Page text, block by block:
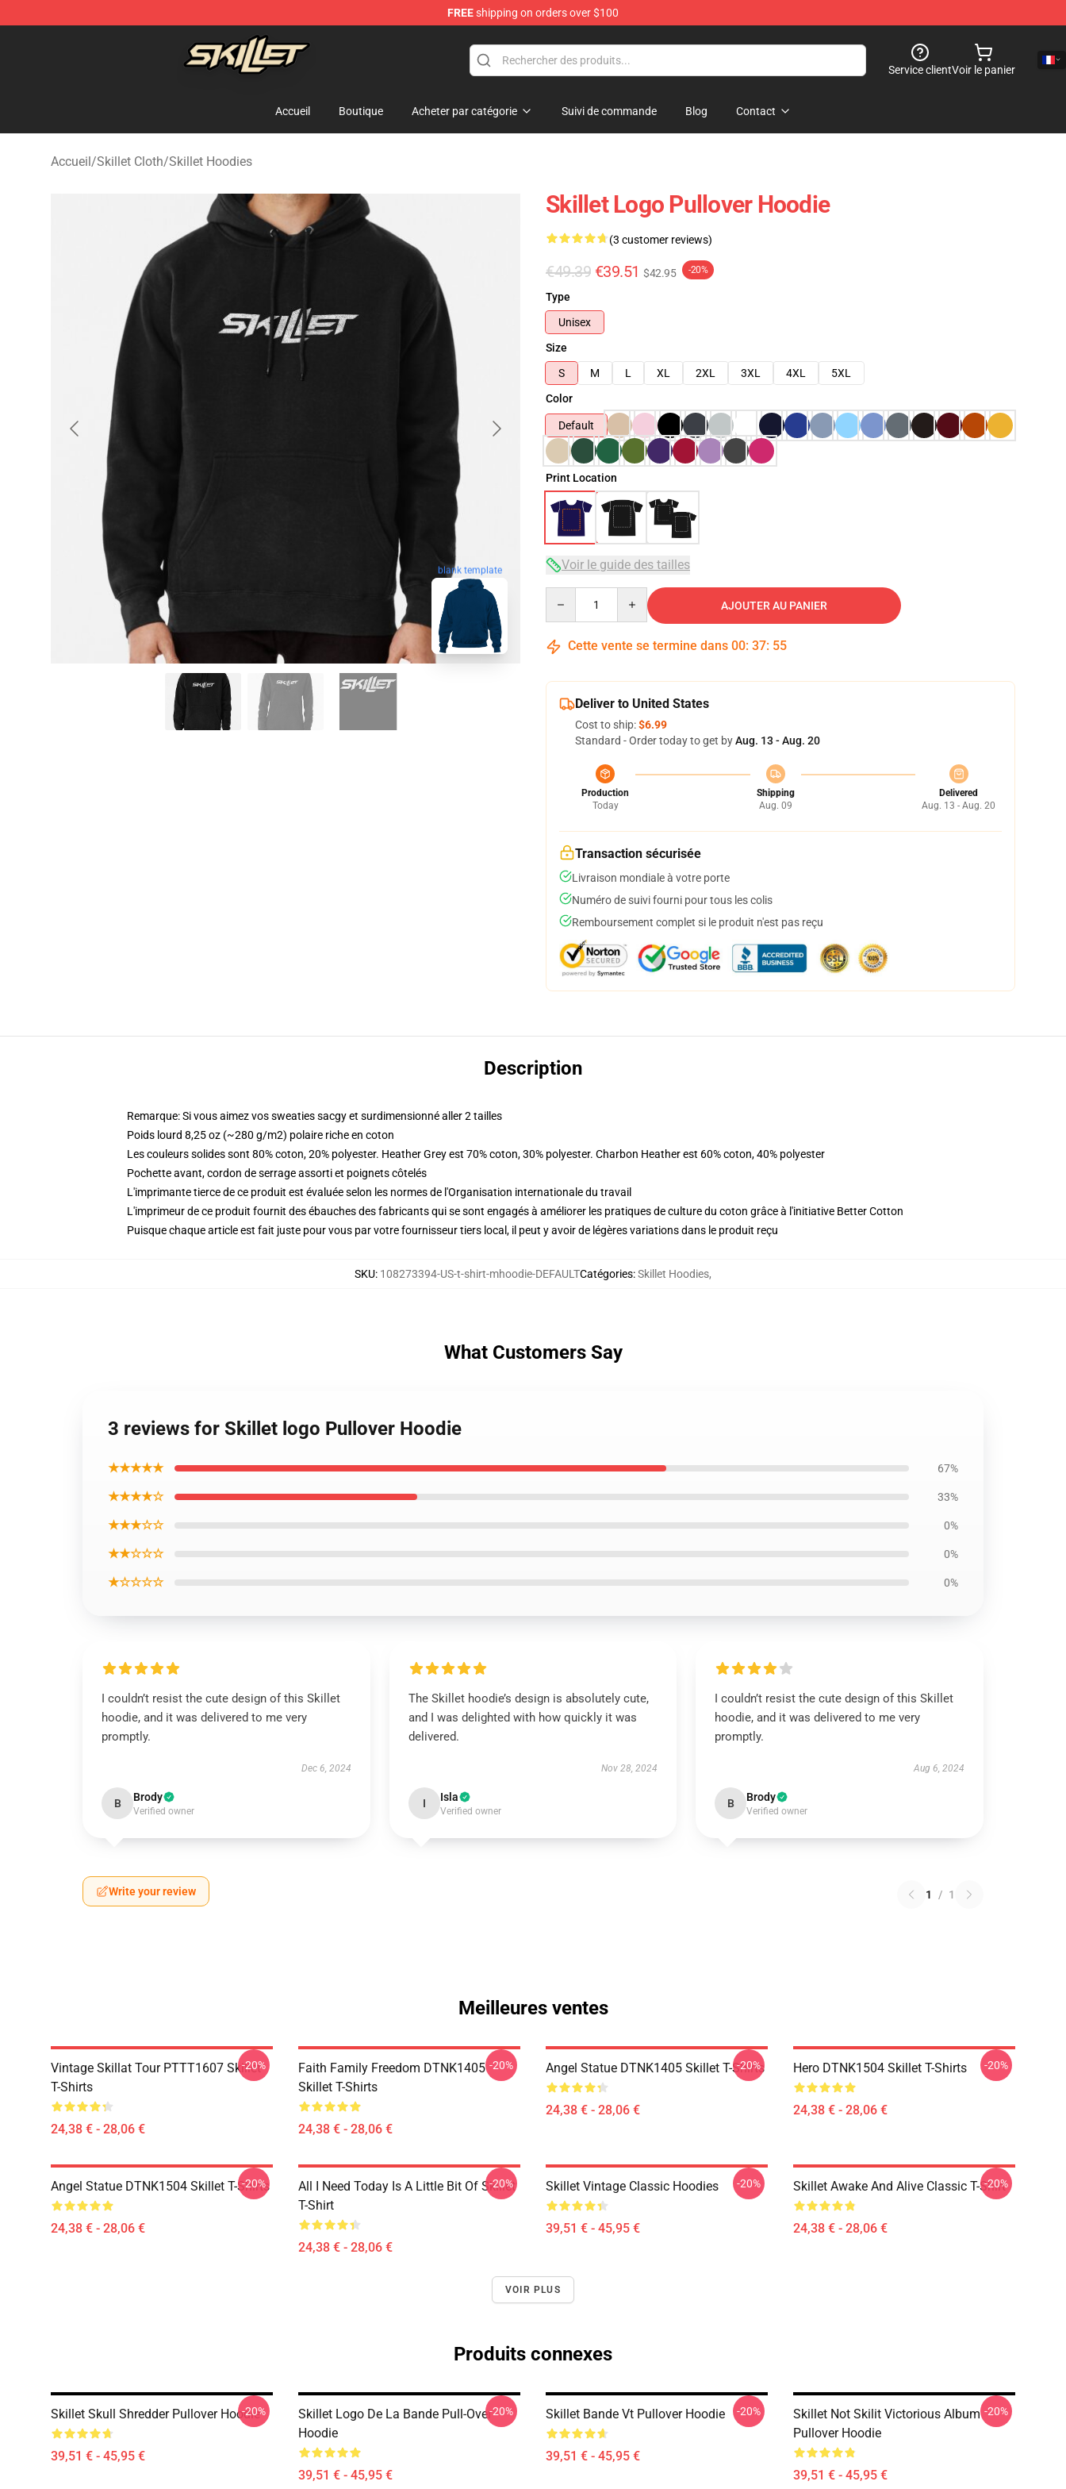
FREEshipping on orders over $100
Skillet Shop - Official Skillet Merchandise Store
Service clientVoir le panier
Accueil Boutique Acheter par catégorie Suivi de commande Blog Contact
Accueil/Skillet Cloth/Skillet Hoodies
blank template
Skillet Logo Pullover Hoodie
(3 customer reviews)
€49.39 €39.51 $42.95 -20%
Type
Unisex
Size
S
M L XL 2XL 3XL 4XL
5XL
Color
Default
Print Location
Voir le guide des tailles
AJOUTER AU PANIER
Cette vente se termine dans 00: 37: 54
Deliver to United States
Cost to ship:$6.99
Standard - Order today to get byAug. 13 - Aug. 20
Production
Today
Shipping
Aug. 09
Delivered
Aug. 13 - Aug. 20
Transaction sécurisée
Livraison mondiale à votre porte
Numéro de suivi fourni pour tous les colis
Remboursement complet si le produit n'est pas reçu
Description
Remarque: Si vous aimez vos sweaties sacgy et surdimensionné aller 2 tailles
Poids lourd 8,25 oz (~280 g/m2) polaire riche en coton
Les couleurs solides sont 80% coton, 20% polyester. Heather Grey est 70% coton, 30% polyester. Charbon Heather est 60% coton, 40% polyester
Pochette avant, cordon de serrage assorti et poignets côtelés
L'imprimante tierce de ce produit est évaluée selon les normes de l'Organisation internationale du travail
L'imprimeur de ce produit fournit des ébauches des fabricants qui se sont engagés à améliorer les pratiques de culture du coton grâce à l'initiative Better Cotton
Puisque chaque article est fait juste pour vous par votre fournisseur tiers local, il peut y avoir de légères variations dans le produit reçu
SKU: 108273394-US-t-shirt-mhoodie-DEFAULTCatégories:Skillet Hoodies,
What Customers Say
3 reviews for Skillet logo Pullover Hoodie
★★★★★ 67%
★★★★☆ 33%
★★★☆☆ 0%
★★☆☆☆ 0%
★☆☆☆☆ 0%
I couldn’t resist the cute design of this Skillet
hoodie, and it was delivered to me very
promptly.
Dec 6, 2024
B Brody
Verified owner
The Skillet hoodie’s design is absolutely cute,
and I was delighted with how quickly it was
delivered.
Nov 28, 2024
I Isla
Verified owner
I couldn’t resist the cute design of this Skillet
hoodie, and it was delivered to me very
promptly.
Aug 6, 2024
B Brody
Verified owner
Write your review 1 / 1
Meilleures ventes
Vintage Skillat Tour PTTT1607 Skillet
T-Shirts
24,38 € - 28,06 €
-20%
Faith Family Freedom DTNK1405
Skillet T-Shirts
24,38 € - 28,06 €
-20% Angel Statue DTNK1405 Skillet T-Shirts
24,38 € - 28,06 €
-20% Hero DTNK1504 Skillet T-Shirts
24,38 € - 28,06 €
-20%
Angel Statue DTNK1504 Skillet T-Shirts
24,38 € - 28,06 €
-20%
All I Need Today Is A Little Bit Of Skillet
T-Shirt
24,38 € - 28,06 €
-20% Skillet Vintage Classic Hoodies
39,51 € - 45,95 €
-20% Skillet Awake And Alive Classic T-Shirt
24,38 € - 28,06 €
-20%
VOIR PLUS
Produits connexes
Skillet Skull Shredder Pullover Hoodie
39,51 € - 45,95 €
-20%
Skillet Logo De La Bande Pull-Over
Hoodie
39,51 € - 45,95 €
-20% Skillet Bande Vt Pullover Hoodie
39,51 € - 45,95 €
-20%
Skillet Not Skilit Victorious Album
Pullover Hoodie
39,51 € - 45,95 €
-20%